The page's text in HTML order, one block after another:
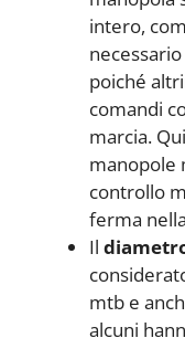
intero,
poiché
comandi
marcia.
manopole
controllo
ferma
Il
mtb e
alcuni